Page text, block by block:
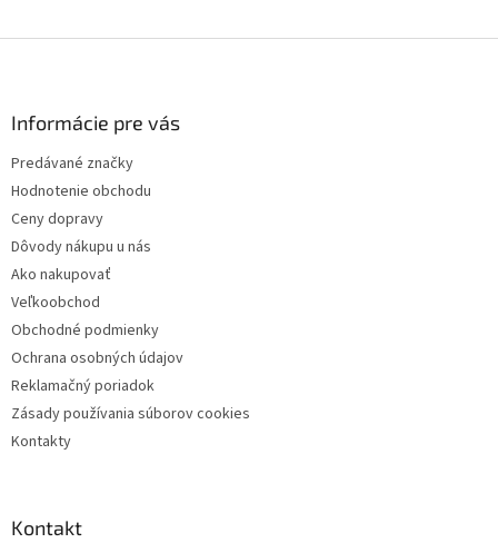
Informácie pre vás
Predávané značky
Hodnotenie obchodu
Ceny dopravy
Dôvody nákupu u nás
Ako nakupovať
Veľkoobchod
Obchodné podmienky
Ochrana osobných údajov
Reklamačný poriadok
Zásady používania súborov cookies
Kontakty
Kontakt